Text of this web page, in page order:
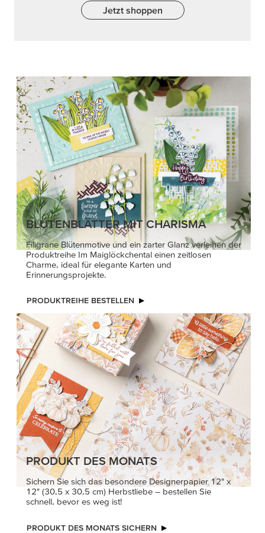
Jetzt shoppen
BLÜTENBLÄTTER MIT CHARISMA
Filigrane Blütenmotive und ein zarter Glanz verleihen der
Produktreihe Im Maiglöckchental einen zeitlosen
Charme, ideal für elegante Karten und
Erinnerungsprojekte.
PRODUKTREIHE BESTELLEN
PRODUKT DES MONATS
Sichern Sie sich das besondere Designerpapier 12" x
12" (30,5 x 30,5 cm) Herbstliebe – bestellen Sie
schnell, bevor es weg ist!
PRODUKT DES MONATS SICHERN